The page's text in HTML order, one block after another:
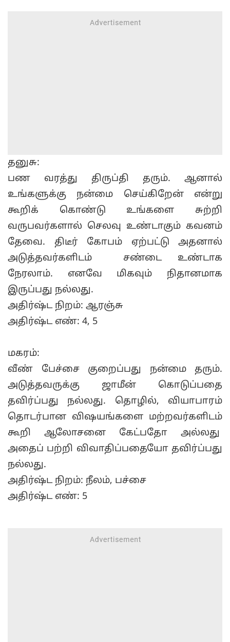
தனுசு:
பண வரத்து திருப்தி தரும். ஆனால்
உங்களுக்கு நன்மை செய்கிறேன் என்று
கூறிக் கொண்டு உங்களை சுற்றி
வருபவர்களால் செலவு உண்டாகும் கவனம்
தேவை. திடீர் கோபம் ஏற்பட்டு அதனால்
அடுத்தவர்களிடம் சண்டை உண்டாக
நேரலாம். எனவே மிகவும் நிதானமாக
இருப்பது நல்லது.
அதிர்ஷ்ட நிறம்: ஆரஞ்சு
அதிர்ஷ்ட எண்: 4, 5
மகரம்:
வீண் பேச்சை குறைப்பது நன்மை தரும்.
அடுத்தவருக்கு ஜாமீன் கொடுப்பதை
தவிர்ப்பது நல்லது. தொழில், வியாபாரம்
தொடர்பான விஷயங்களை மற்றவர்களிடம்
கூறி ஆலோசனை கேட்பதோ அல்லது
அதைப் பற்றி விவாதிப்பதையோ தவிர்ப்பது
நல்லது.
அதிர்ஷ்ட நிறம்: நீலம், பச்சை
அதிர்ஷ்ட எண்: 5